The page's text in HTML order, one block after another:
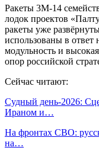
Ракеты 3М-14
лодок проектов
ракеты уже
использованы в ответ
модульность и
опор российской
Сейчас читают:
Судный день-2026:
Ираном и…
На фронтах СВО:
на…